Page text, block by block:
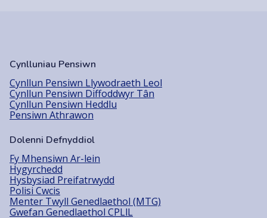
Cynlluniau Pensiwn
Cynllun Pensiwn Llywodraeth Leol
Cynllun Pensiwn Diffoddwyr Tân
Cynllun Pensiwn Heddlu
Pensiwn Athrawon
Dolenni Defnyddiol
Fy Mhensiwn Ar-lein
Hygyrchedd
Hysbysiad Preifatrwydd
Polisi Cwcis
Menter Twyll Genedlaethol (MTG)
Gwefan Genedlaethol CPLlL